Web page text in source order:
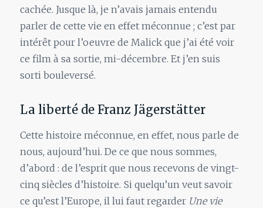
cachée. Jusque là, je n’avais jamais entendu
parler de cette vie en effet méconnue ; c’est par
intérêt pour l’oeuvre de Malick que j’ai été voir
ce film à sa sortie, mi-décembre. Et j’en suis
sorti bouleversé.
La liberté de Franz Jägerstätter
Cette histoire méconnue, en effet, nous parle de
nous, aujourd’hui. De ce que nous sommes,
d’abord : de l’esprit que nous recevons de vingt-
cinq siècles d’histoire. Si quelqu’un veut savoir
ce qu’est l’Europe, il lui faut regarder Une vie